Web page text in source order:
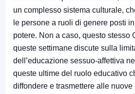
un complesso sistema culturale,
le persone a ruoli di genere posti
potere. Non a caso, questo stesso
queste settimane discute sulla
dell’educazione sessuo-affettiva
queste ultime del ruolo educativo
diffondere e trasmettere alle